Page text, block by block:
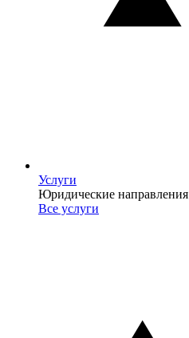
Услуги
Услуги
Юридические направления
Все услуги